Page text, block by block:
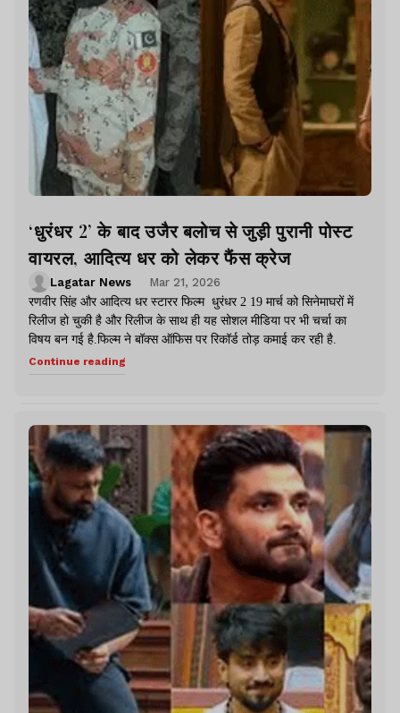
‘धुरंधर 2’ के बाद उजैर बलोच से जुड़ी पुरानी पोस्ट
वायरल, आदित्य धर को लेकर फैंस क्रेज
Lagatar News
Mar 21, 2026
रणवीर सिंह और आदित्य धर स्टारर फिल्म धुरंधर 2 19 मार्च को सिनेमाघरों में
रिलीज हो चुकी है और रिलीज के साथ ही यह सोशल मीडिया पर भी चर्चा का
विषय बन गई है.फिल्म ने बॉक्स ऑफिस पर रिकॉर्ड तोड़ कमाई कर रही है.
Continue reading